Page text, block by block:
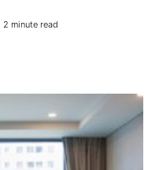
2 minute read